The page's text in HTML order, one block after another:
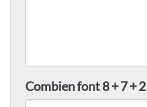
Combien font 8 + 7 + 2